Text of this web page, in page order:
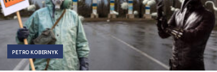
PETRO KOBERNYK